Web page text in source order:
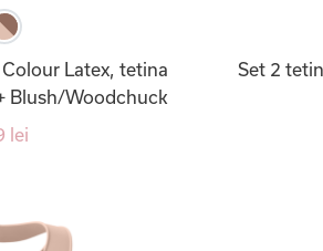
Latex, tetina
Blush/Woodchuck
lei
Set 2